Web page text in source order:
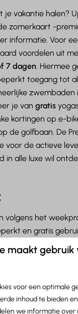
je vakantie halen?
zomerkaart -
informatie. Voor
voordelen uit
7 dagen . Hiermee
toegang tot
zwembaden
je vangratis
kortingen op e-
de golfbaan. De
voor de actieve
in alle luxe wil
volgens het
en gratis
toegang tot
am Arlberg óf
Arlberg
voor de 9-holes
maakt gebruik
voor een optimale
inhoud te bieden
we informatie over